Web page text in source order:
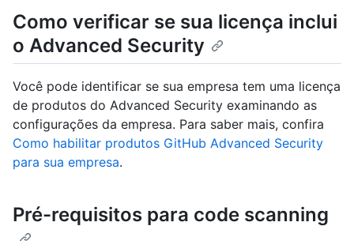
Como verificar se sua licença inclui
o Advanced Security
Você pode identificar se sua empresa tem uma licença
de produtos do Advanced Security examinando as
configurações da empresa. Para saber mais, confira
Como habilitar produtos GitHub Advanced Security
para sua empresa.
Pré-requisitos para code scanning